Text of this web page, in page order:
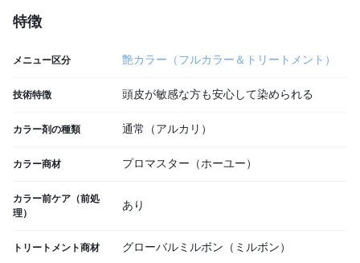
特徴
メニュー区分 艶カラー（フルカラー＆トリートメント）
技術特徴 頭皮が敏感な方も安心して染められる
カラー剤の種類 通常（アルカリ）
カラー商材 プロマスター（ホーユー）
カラー前ケア（前処
理）
あり
トリートメント商材 グローバルミルボン（ミルボン）